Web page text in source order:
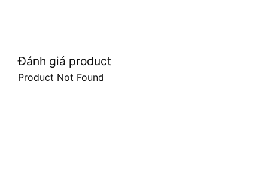
Đánh giá product
Product Not Found